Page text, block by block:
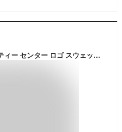
【SALE／40%OFF】WTW (U)ダブルティー センター ロゴ スウェット ダブルティー トップス スウェット・トレーナー ブルー ブラウン グレー ホワイト【送料無料】